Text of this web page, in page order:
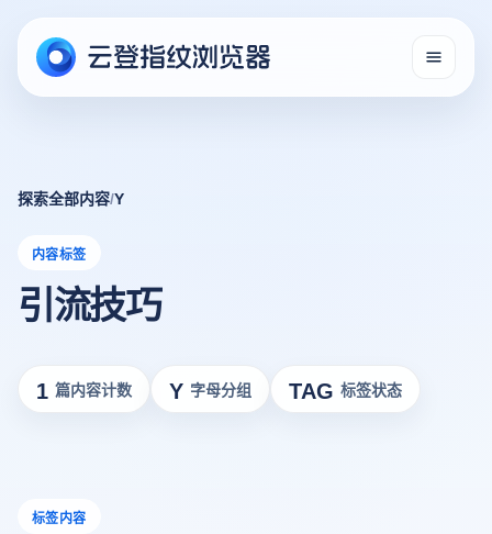
探索全部内容/Y
内容标签
引流技巧
1 篇内容计数 Y 字母分组 TAG 标签状态
标签内容